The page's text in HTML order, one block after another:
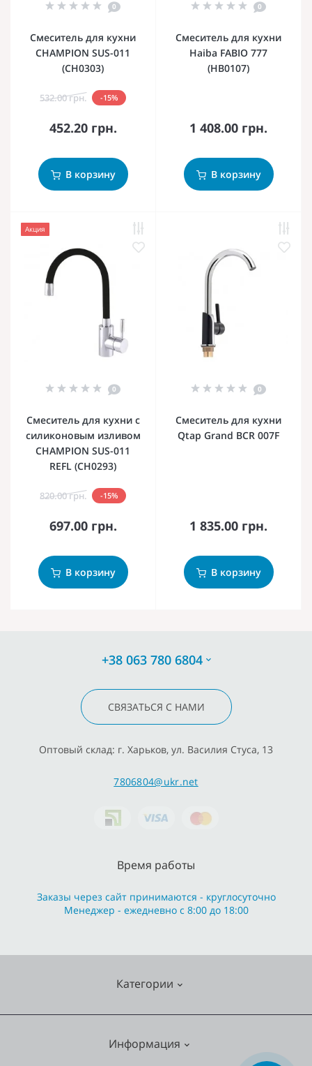
0
Смеситель для кухни
CHAMPION SUS-011
(CH0303)
532.00 грн. -15%
452.20 грн.
В корзину
0
Смеситель для кухни
Haiba FABIO 777
(HB0107)
1 408.00 грн.
В корзину
Акция
0
Смеситель для кухни с
силиконовым изливом
CHAMPION SUS-011
REFL (CH0293)
820.00 грн. -15%
697.00 грн.
В корзину
0
Смеситель для кухни
Qtap Grand BCR 007F
1 835.00 грн.
В корзину
+38 063 780 6804
СВЯЗАТЬСЯ С НАМИ
Оптовый склад: г. Харьков, ул. Василия Стуса, 13
7806804@ukr.net
Категории
Информация
Время работы
Заказы через сайт принимаются - круглосуточно
Менеджер - ежедневно с 8:00 до 18:00